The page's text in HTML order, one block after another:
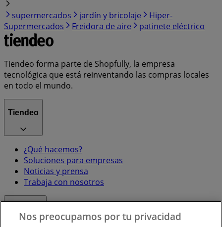
supermercados
jardín y bricolaje
Hiper-
Supermercados
Freidora de aire patinete eléctrico
Tiendeo forma parte de Shopfully, la empresa
tecnológica que está reinventando las compras locales
en todo el mundo.
Tiendeo
¿Qué hacemos?
Soluciones para empresas
Noticias y prensa
Trabaja con nosotros
Nos preocupamos por tu privacidad